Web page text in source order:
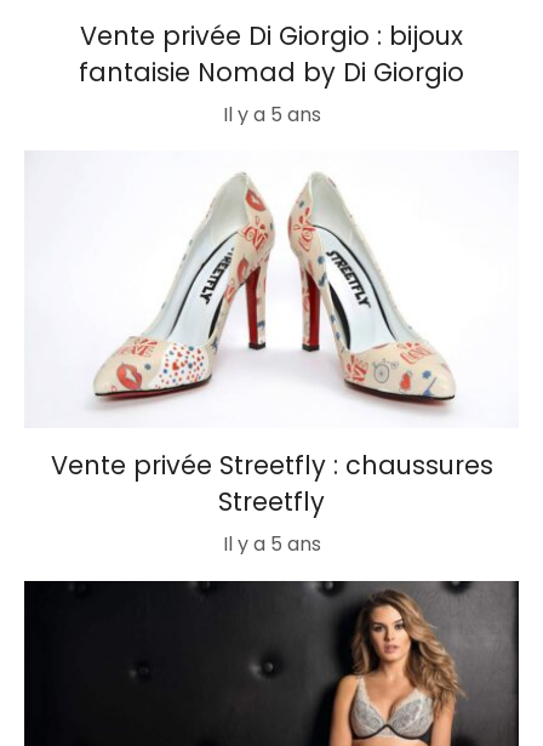
Vente privée Di Giorgio : bijoux
fantaisie Nomad by Di Giorgio
Il y a 5 ans
Vente privée Streetfly : chaussures
Streetfly
Il y a 5 ans